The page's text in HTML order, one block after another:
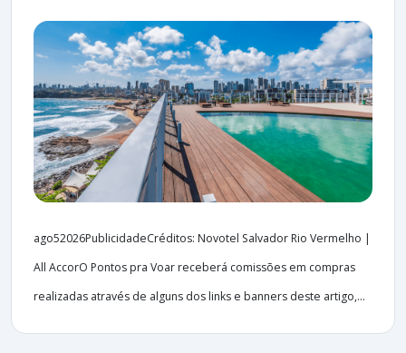
ago52026PublicidadeCréditos: Novotel Salvador Rio Vermelho |
All AccorO Pontos pra Voar receberá comissões em compras
realizadas através de alguns dos links e banners deste artigo,...